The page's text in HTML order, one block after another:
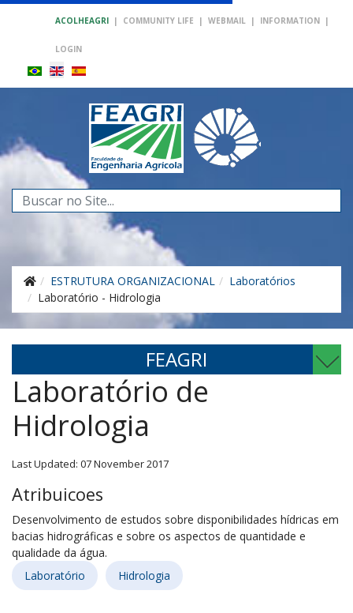
ACOLHEAGRI | COMMUNITY LIFE | WEBMAIL | INFORMATION |
LOGIN
Search
...
ESTRUTURA ORGANIZACIONAL
Laboratórios
Laboratório - Hidrologia
FEAGRI
Laboratório de
Hidrologia
Last Updated: 07 November 2017
Atribuicoes
Desenvolvimento de estudos sobre disponibilidades hídricas em
bacias hidrográficas e sobre os aspectos de quantidade e
qualidade da água.
Laboratório
Hidrologia